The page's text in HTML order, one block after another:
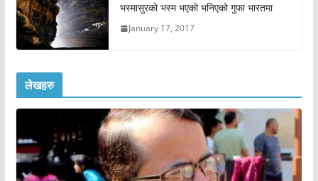
भस्मासुरको भस्म भएको भनिएको गुफा भारतमा
January 17, 2017
लेखहरु